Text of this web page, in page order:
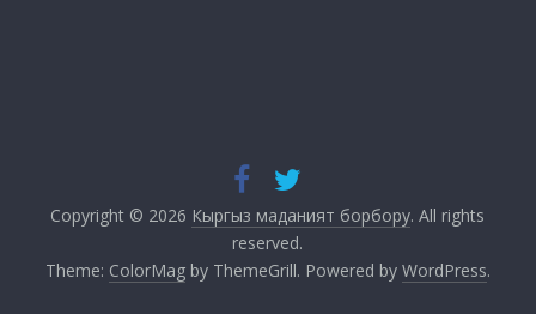
Copyright © 2026 Кыргыз маданият борбору. All rights
reserved.
Theme: ColorMagby ThemeGrill. Powered by WordPress.